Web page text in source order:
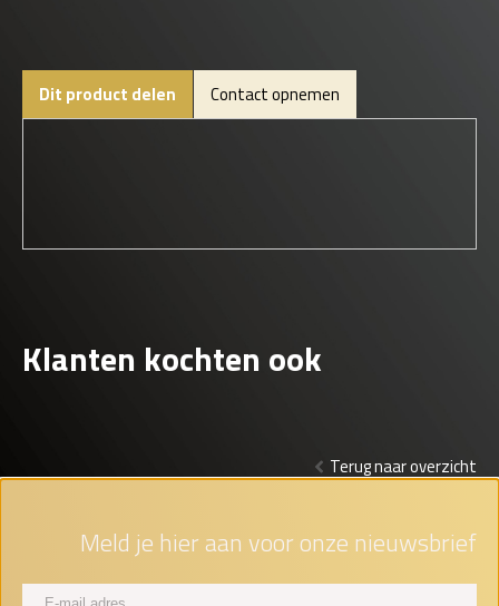
Dit product delen Contact opnemen
Klanten kochten ook
Terug naar overzicht
Meld je hier aan voor onze nieuwsbrief